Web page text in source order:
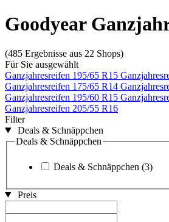
Goodyear
(485 Ergebnisse aus 22 Shops)
Für Sie ausgewählt
Ganzjahresreifen 195/65 R15
Ganzjahresreifen 175/65 R14
Ganzjahresreifen 195/60 R15
Ganzjahresreifen 205/55 R16
Filter
Deals & Schnäppchen
Deals & Schnäppchen
Deals & Schnäppchen (3)
Preis